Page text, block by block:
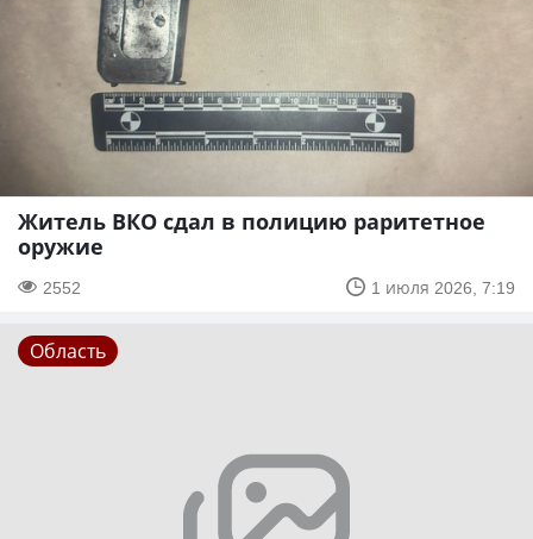
Житель ВКО сдал в полицию раритетное
оружие
2552 1 июля 2026, 7:19
Область